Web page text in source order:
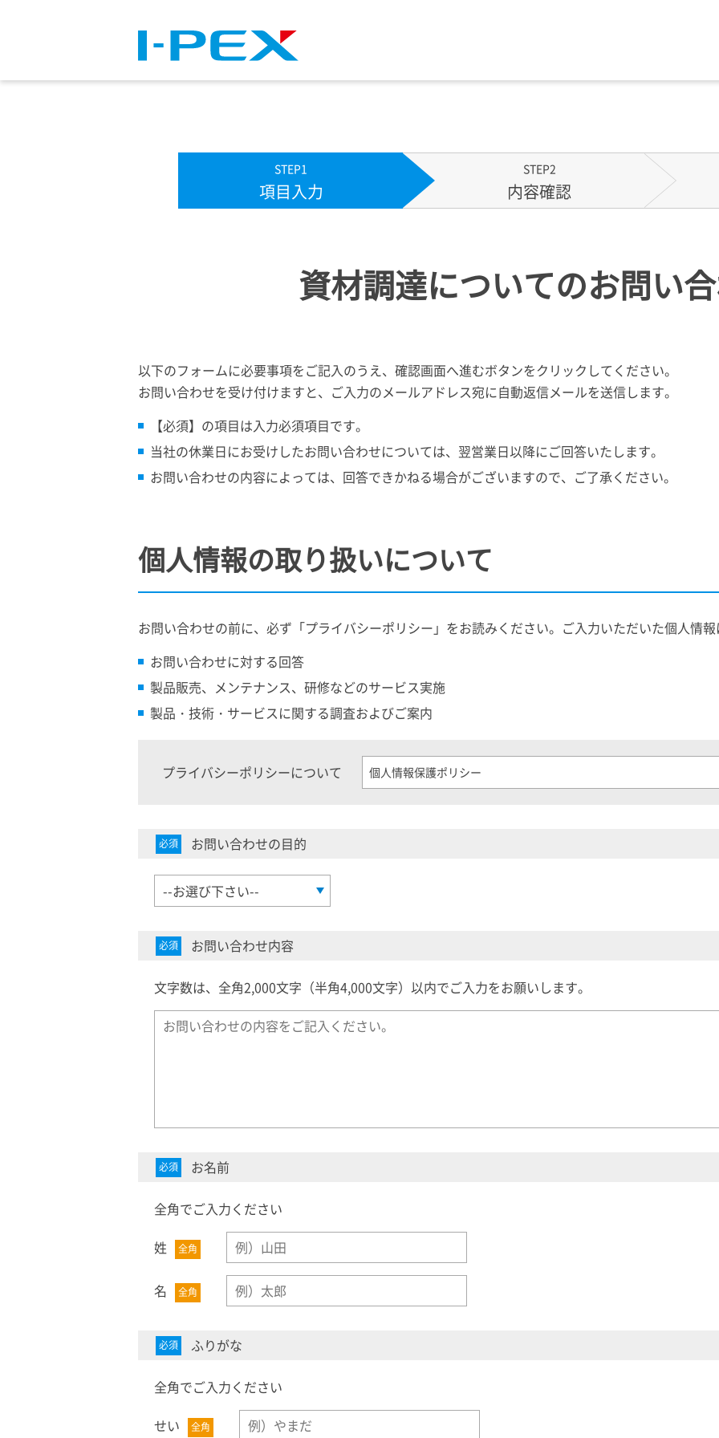
STEP1
現
項目入力
STEP2
内容確認
資材調達についてのお問い
以下のフォームに必要事項をご記入のうえ、確認画面へ進むボタンをクリックしてください。
お問い合わせを受け付けますと、ご入力のメールアドレス宛に自動返信メールを送信します。
【必須】の項目は入力必須項目です。
当社の休業日にお受けしたお問い合わせについては、翌営業日以降にご回答いたします。
お問い合わせの内容によっては、回答できかねる場合がございますので、ご了承ください。
個人情報の取り扱いについて
お問い合わせの前に、必ず「プライバシーポリシー」をお読みください。ご入力いただいた個人情報
お問い合わせに対する回答
製品販売、メンテナンス、研修などのサービス実施
製品・技術・サービスに関する調査およびご案内
プライバシーポリシーについて 個人情報保護ポリシー
必須 お問い合わせの目的
必須 お問い合わせ内容
文字数は、全角2,000文字（半角4,000文字）以内でご入力をお願いします。
必須 お名前
全角でご入力ください
姓
全角
名 全角
必須 ふりがな
全角でご入力ください
せい
全角